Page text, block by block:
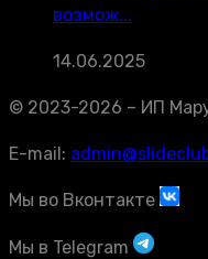
возмож...
14.06.2025
© 2023-2026 – ИП
E-mail:
Мы во Вконтакте
Мы в Telegram